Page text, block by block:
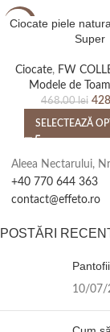
-9%
Ciocate piele
Super
Ciocate, FW
Modele de
468.00lei
SELECTEAZĂ
Aleea Nectarului,
+40 770 644 363
contact@effeto.ro
POSTĂRI
10/07/